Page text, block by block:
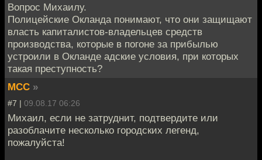
Вопрос Михаилу.
Полицейские Окланда понимают, что они защищают
власть капиталистов-владельцев средств
производства, которые в погоне за прибылью
устроили в Окланде адские условия, при которых
такая преступность?
MCC »
#7 | 09.08.17 06:26
Михаил, если не затруднит, подтвердите или
разоблачите несколько городских легенд,
пожалуйста!